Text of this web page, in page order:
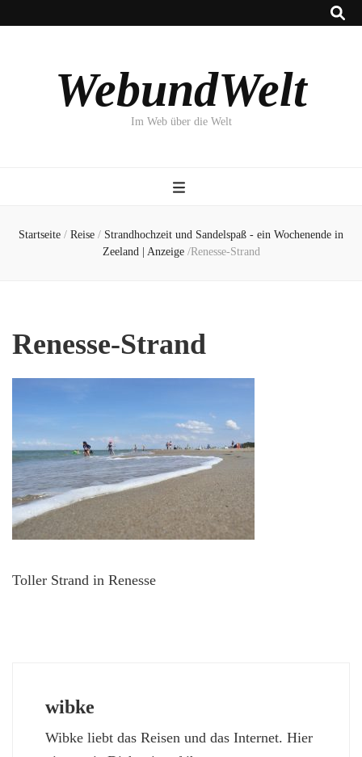
WebundWelt
Im Web über die Welt
Startseite / Reise / Strandhochzeit und Sandelspaß - ein Wochenende in
Zeeland | Anzeige /Renesse-Strand
Renesse-Strand
Toller Strand in Renesse
wibke
Wibke liebt das Reisen und das Internet. Hier